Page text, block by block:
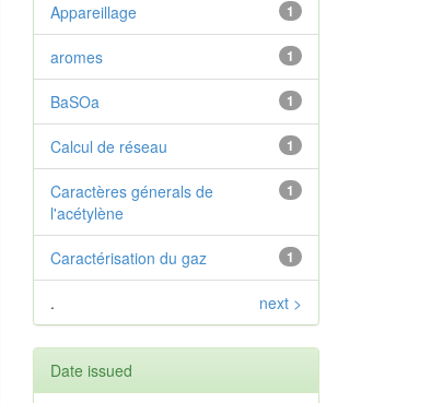
1
Appareillage
1
aromes
1
BaSOa
1
Calcul de réseau
1
Caractères génerals de
l'acétylène
1
Caractérisation du gaz
. next >
Date issued